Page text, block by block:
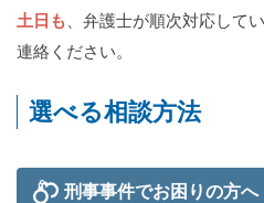
土日も 、弁護士が順次対応して
連絡ください。
選べる相談方法
刑事事件でお困りの方へ